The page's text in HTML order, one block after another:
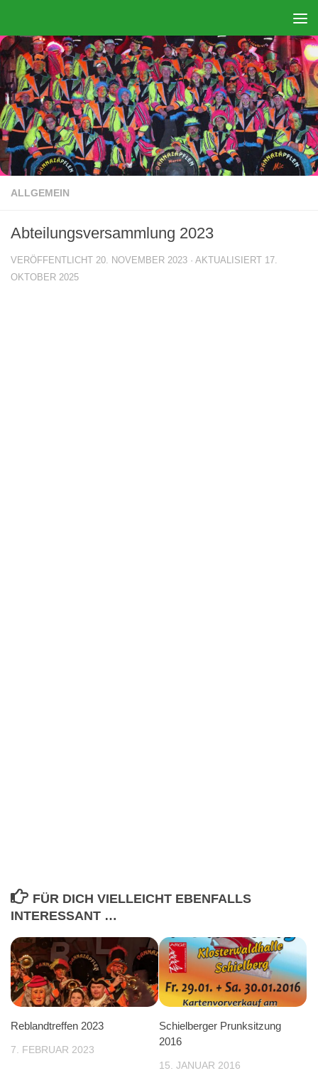
ALLGEMEIN
Abteilungsversammlung 2023
VERÖFFENTLICHT 20. NOVEMBER 2023 · AKTUALISIERT 17.
OKTOBER 2025
FÜR DICH VIELLEICHT EBENFALLS
INTERESSANT …
Reblandtreffen 2023
7. FEBRUAR 2023
Schielberger Prunksitzung
2016
15. JANUAR 2016